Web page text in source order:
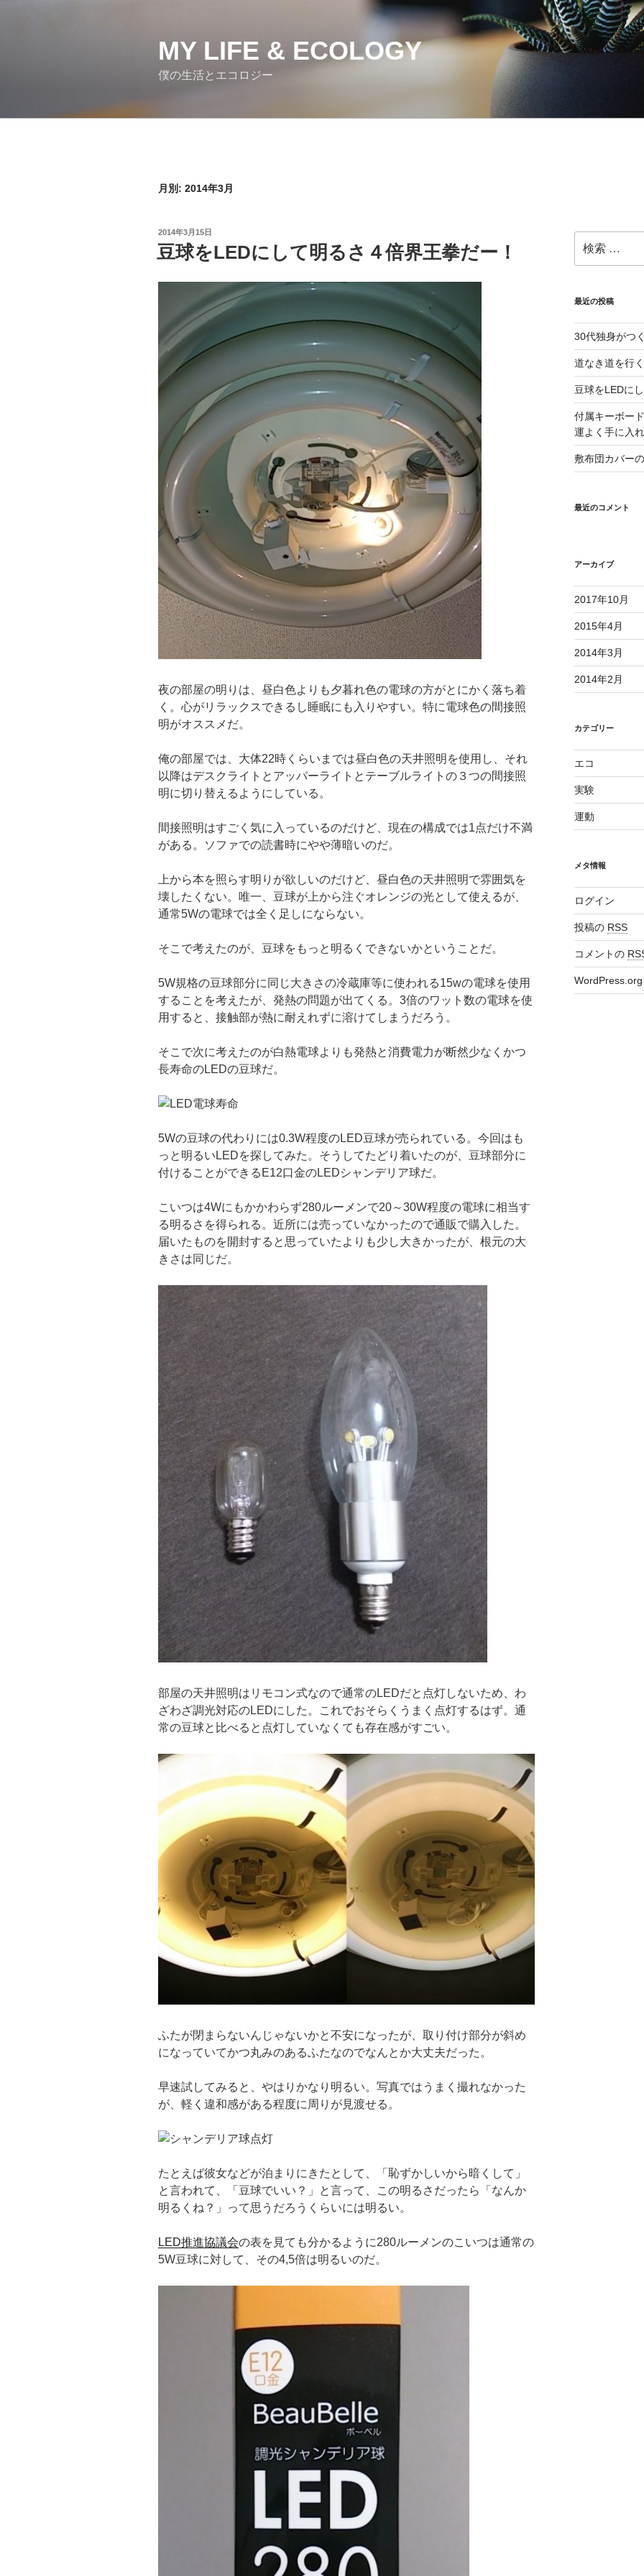
MY LIFE & ECOLOGY
僕の生活とエコロジー
月別: 2014年3月
投
稿
日:
2014年3月15日
豆球をLEDにして明るさ４倍界王拳だー！
夜の部屋の明りは、昼白色よりも夕暮れ色の電球の方がとにかく落ち着
く。心がリラックスできるし睡眠にも入りやすい。特に電球色の間接照
明がオススメだ。
俺の部屋では、大体22時くらいまでは昼白色の天井照明を使用し、それ
以降はデスクライトとアッパーライトとテーブルライトの３つの間接照
明に切り替えるようにしている。
間接照明はすごく気に入っているのだけど、現在の構成では1点だけ不満
がある。ソファでの読書時にやや薄暗いのだ。
上から本を照らす明りが欲しいのだけど、昼白色の天井照明で雰囲気を
壊したくない。唯一、豆球が上から注ぐオレンジの光として使えるが、
通常5Wの電球では全く足しにならない。
そこで考えたのが、豆球をもっと明るくできないかということだ。
5W規格の豆球部分に同じ大きさの冷蔵庫等に使われる15wの電球を使用
することを考えたが、発熱の問題が出てくる。3倍のワット数の電球を使
用すると、接触部が熱に耐えれずに溶けてしまうだろう。
そこで次に考えたのが白熱電球よりも発熱と消費電力が断然少なくかつ
長寿命のLEDの豆球だ。
5Wの豆球の代わりには0.3W程度のLED豆球が売られている。今回はも
っと明るいLEDを探してみた。そうしてたどり着いたのが、豆球部分に
付けることができるE12口金のLEDシャンデリア球だ。
こいつは4Wにもかかわらず280ルーメンで20～30W程度の電球に相当す
る明るさを得られる。近所には売っていなかったので通販で購入した。
届いたものを開封すると思っていたよりも少し大きかったが、根元の大
きさは同じだ。
部屋の天井照明はリモコン式なので通常のLEDだと点灯しないため、わ
ざわざ調光対応のLEDにした。これでおそらくうまく点灯するはず。通
常の豆球と比べると点灯していなくても存在感がすごい。
ふたが閉まらないんじゃないかと不安になったが、取り付け部分が斜め
になっていてかつ丸みのあるふたなのでなんとか大丈夫だった。
早速試してみると、やはりかなり明るい。写真ではうまく撮れなかった
が、軽く違和感がある程度に周りが見渡せる。
たとえば彼女などが泊まりにきたとして、「恥ずかしいから暗くして」
と言われて、「豆球でいい？」と言って、この明るさだったら「なんか
明るくね？」って思うだろうくらいには明るい。
LED推進協議会の表を見ても分かるように280ルーメンのこいつは通常の
5W豆球に対して、その4,5倍は明るいのだ。
索:
最近の投稿
30代独身がつ
道なき道を行く
豆球をLEDに
付属キーボー
運よく手に入
敷布団カバー
最近のコメント
アーカイブ
2017年10月
2015年4月
2014年3月
2014年2月
カテゴリー
エコ
実験
運動
メタ情報
ログイン
投稿の RSS
コメントの
WordPress.org